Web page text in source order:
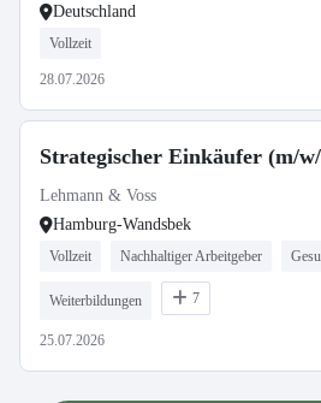
Deutschland
Vollzeit
28.07.2026
Strategischer Einkäufer (m/
Lehmann & Voss
Hamburg-Wandsbek
Vollzeit Nachhaltiger Arbeitgeber
Weiterbildungen 7
25.07.2026